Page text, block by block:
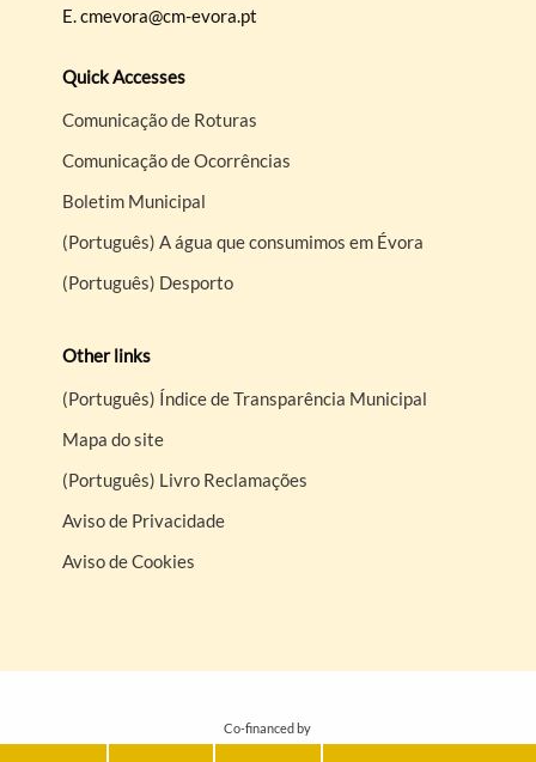
E.cmevora@cm-evora.pt
Quick Accesses
Comunicação de Roturas
Comunicação de Ocorrências
Boletim Municipal
(Português) A água que consumimos em Évora
(Português) Desporto
Other links
(Português) Índice de Transparência Municipal
Mapa do site
(Português) Livro Reclamações
Aviso de Privacidade
Aviso de Cookies
Co-financed by